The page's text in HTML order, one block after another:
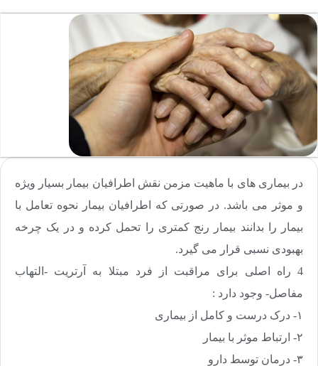
در بیماری های با ماهیت مزمن نقش اطرافیان بیمار بسیار ویژه
و موثر می باشد. در صورتی که اطرافیان بیمار نحوه تعامل با
بیمار را بدانند بیمار رنج کمتری را تحمل کرده و در یک چرخه
بهبودی نسبی قرار می گیرد.
4 راه اصلی برای مراقبت از فرد مبتلا به آرتریت -التهاب
مفاصل- وجود دارد :
۱- درک درست و کامل از بیماری
۲- ارتباط موثر با بیمار
۳- درمان توسط دارو